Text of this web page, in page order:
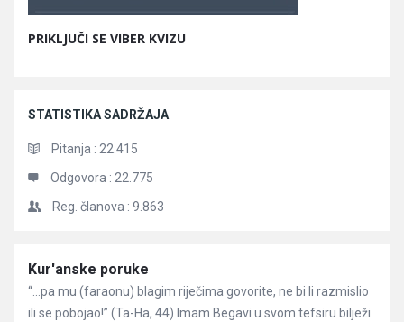
PRIKLJUČI SE VIBER KVIZU
STATISTIKA SADRŽAJA
Pitanja : 22.415
Odgovora : 22.775
Reg. članova : 9.863
Članci
Kur'anske poruke
“…pa mu (faraonu) blagim riječima govorite, ne bi li razmislio
ili se pobojao!” (Ta-Ha, 44) Imam Begavi u svom tefsiru bilježi